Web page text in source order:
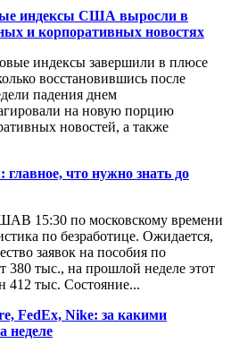
индексы США выросли в
и корпоративных новостях
индексы завершили в плюсе
восстановившись после
падения днем
на новую порцию
новостей, а также
главное, что нужно знать до
15:30 по московскому времени
по безработице. Ожидается,
заявок на пособия по
380 тыс., на прошлой неделе этот
412 тыс. Состояние...
FedEx, Nike: за какими
неделе